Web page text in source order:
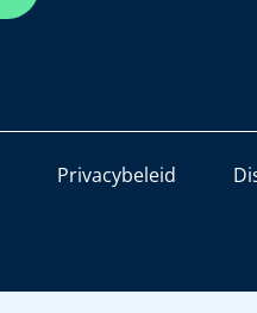
Privacybeleid